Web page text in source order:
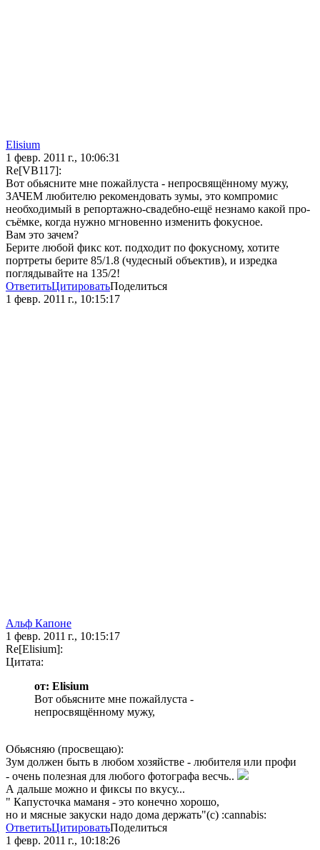
Elisium
1 февр. 2011 г., 10:06:31
Re[VB117]:
Вот обьясните мне пожайлуста - непросвящённому мужу,
ЗАЧЕМ любителю рекомендовать зумы, это компромис
необходимый в репортажно-свадебно-ещё незнамо какой про-
съёмке, когда нужно мгновенно изменить фокусное.
Вам это зачем?
Берите любой фикс кот. подходит по фокусному, хотите
портреты берите 85/1.8 (чудесный объектив), и изредка
поглядывайте на 135/2!
ОтветитьЦитироватьПоделиться
1 февр. 2011 г., 10:15:17
Альф Капоне
1 февр. 2011 г., 10:15:17
Re[Elisium]:
Цитата:
от: Elisium
Вот обьясните мне пожайлуста -
непросвящённому мужу,
Обьясняю (просвещаю):
Зум должен быть в любом хозяйстве - любителя или профи
- очень полезная для любого фотографа весчь..
А дальше можно и фиксы по вкусу...
" Капусточка маманя - это конечно хорошо,
но и мясные закуски надо дома держать"(с) :cannabis:
ОтветитьЦитироватьПоделиться
1 февр. 2011 г., 10:18:26